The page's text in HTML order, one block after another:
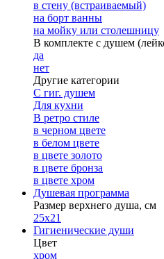
в стену (встраиваемый)
на борт ванны
на мойку или столешницу
В комплекте с душем
да
нет
Другие категории
С гиг. душем
Для кухни
В ретро стиле
в черном цвете
в белом цвете
в цвете золото
в цвете бронза
в цвете хром
Душевая программа
Размер верхнего душа, см
25х21
Гигиенические души
Цвет
хром